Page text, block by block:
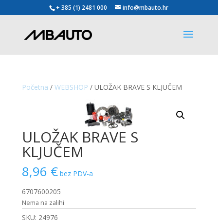
+ 385 (1) 2481 000 info@mbauto.hr
Početna / WEBSHOP / ULOŽAK BRAVE S KLJUČEM
ULOŽAK BRAVE S
KLJUČEM
8,96 € bez PDV-a
6707600205
Nema na zalihi
SKU: 24976